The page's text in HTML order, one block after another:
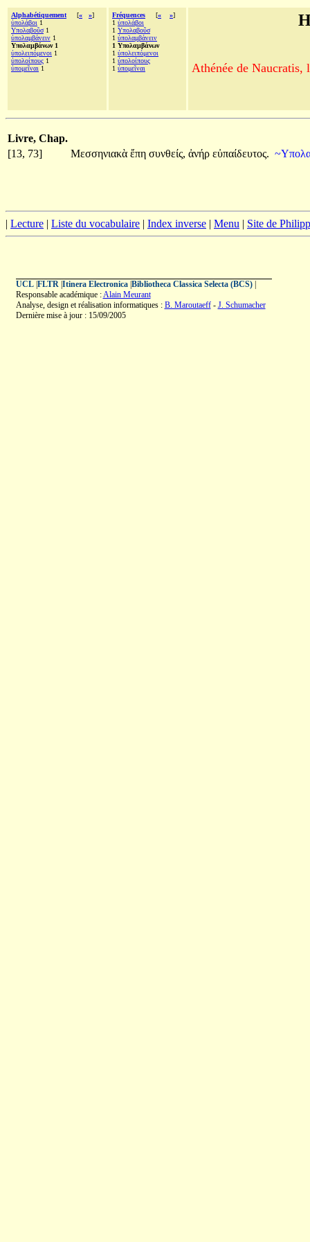
Alphabétiquement [« »]
ὑπολάβοι 1
Υπολαβοῦσ1
ὑπολαμβάνειν 1
Υπολαμβάνων 1
ὑπολειπόμενοι 1
ὑπολοίπους 1
ὑπομεῖναι 1
Fréquences [« »]
1 ὑπολάβοι
1 Υπολαβοῦσ
1 ὑπολαμβάνειν
1 Υπολαμβάνων
1 ὑπολειπόμενοι
1 ὑπολοίπους
1 ὑπομεῖναι Athénée de Naucratis,
Livre, Chap.
[13, 73]
Μεσσηνιακὰ ἔπη συνθείς, ἀνήρ εὐπαίδευτος.
| Lecture | Liste du vocabulaire | Index inverse | Menu | Site de
UCL| FLTR| Itinera Electronica| Bibliotheca Classica Selecta (BCS)|
Responsable académique :Alain Meurant
Analyse, design et réalisation informatiques : B. Maroutaeff- J. Schumacher
Dernière mise à jour : 15/09/2005